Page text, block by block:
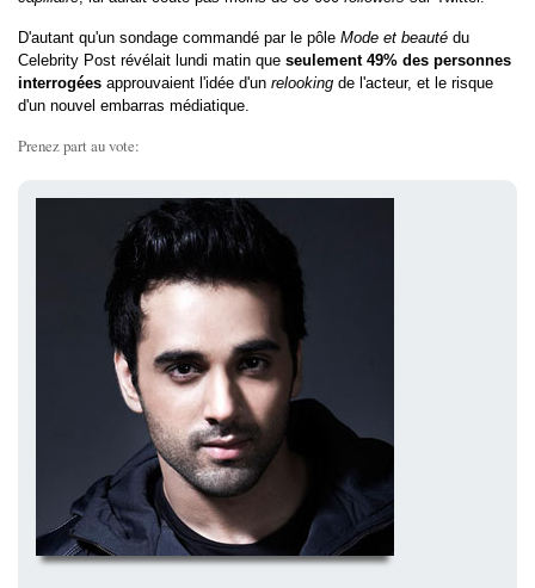
D'autant qu'un sondage commandé par le pôle Mode et beauté du
Celebrity Post révélait lundi matin que seulement 49% des personnes
interrogées approuvaient l'idée d'un relooking de l'acteur, et le risque
d'un nouvel embarras médiatique.
Prenez part au vote: